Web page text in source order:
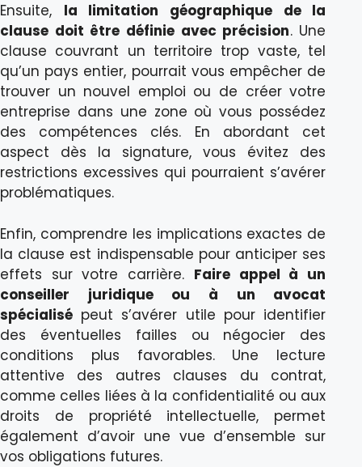
Ensuite, la limitation géographique de la
clause doit être définie avec précision. Une
clause couvrant un territoire trop vaste, tel
qu’un pays entier, pourrait vous empêcher de
trouver un nouvel emploi ou de créer votre
entreprise dans une zone où vous possédez
des compétences clés. En abordant cet
aspect dès la signature, vous évitez des
restrictions excessives qui pourraient s’avérer
problématiques.
Enfin, comprendre les implications exactes de
la clause est indispensable pour anticiper ses
effets sur votre carrière. Faire appel à un
conseiller juridique ou à un avocat
spécialisé peut s’avérer utile pour identifier
des éventuelles failles ou négocier des
conditions plus favorables. Une lecture
attentive des autres clauses du contrat,
comme celles liées à la confidentialité ou aux
droits de propriété intellectuelle, permet
également d’avoir une vue d’ensemble sur
vos obligations futures.